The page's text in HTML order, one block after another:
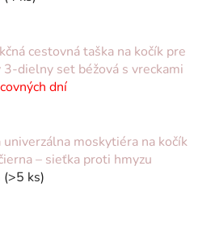
cestovná taška na kočík pre
3-dielny set béžová s vreckami
dní
univerzálna moskytiéra na kočík
– sieťka proti hmyzu
(>5 ks)